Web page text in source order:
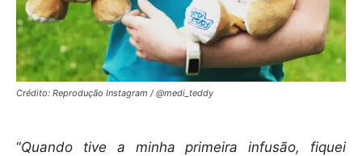
Crédito: Reprodução Instagram / @medi_teddy
“Quando tive a minha primeira infusão, fiquei